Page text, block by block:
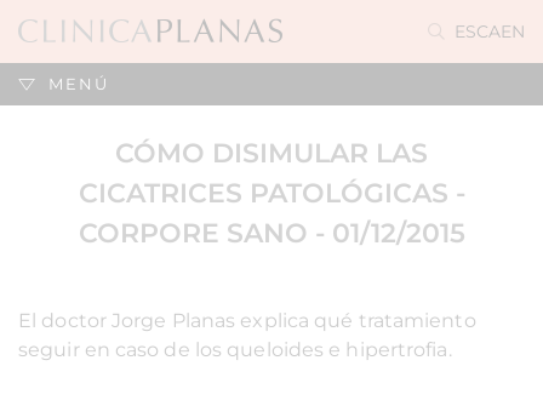
ESCAEN
MENÚ
CÓMO DISIMULAR LAS
CICATRICES PATOLÓGICAS -
CORPORE SANO - 01/12/2015
El doctor Jorge Planas explica qué tratamiento
seguir en caso de los queloides e hipertrofia.